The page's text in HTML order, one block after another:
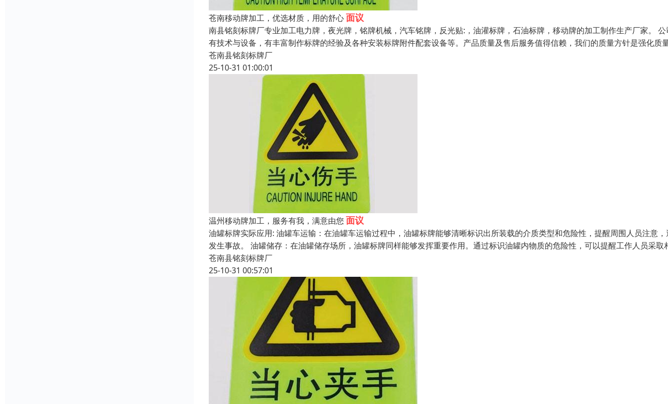
苍南移动牌加工，优选材质，用的舒心面议
南县铭刻标牌厂专业加工电力牌，夜光牌，铭牌机械，汽车铭牌，反光贴:，油灌标牌，石油标牌，移动牌的加工制作生产厂家。
有技术与设备，有丰富制作标牌的经验及各种安装标牌附件配套设备等。产品质量及售后服务值得信赖，我们的质量方针是强化质
苍南县铭刻标牌厂
25-10-31 01:00:01
温州移动牌加工，服务有我，满意由您 面议
油罐标牌实际应用: 油罐车运输：在油罐车运输过程中，油罐标牌能够清晰标识出所装载的介质类型和危险性，提醒周围人员注意
发生事故。 油罐储存：在油罐储存场所，油罐标牌同样能够发挥重要作用。通过标识油罐内物质的危险性，可以提醒工作人员采取
苍南县铭刻标牌厂
25-10-31 00:57:01